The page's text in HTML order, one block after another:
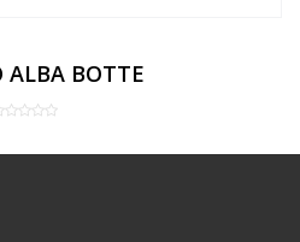
ALBA BOTTE